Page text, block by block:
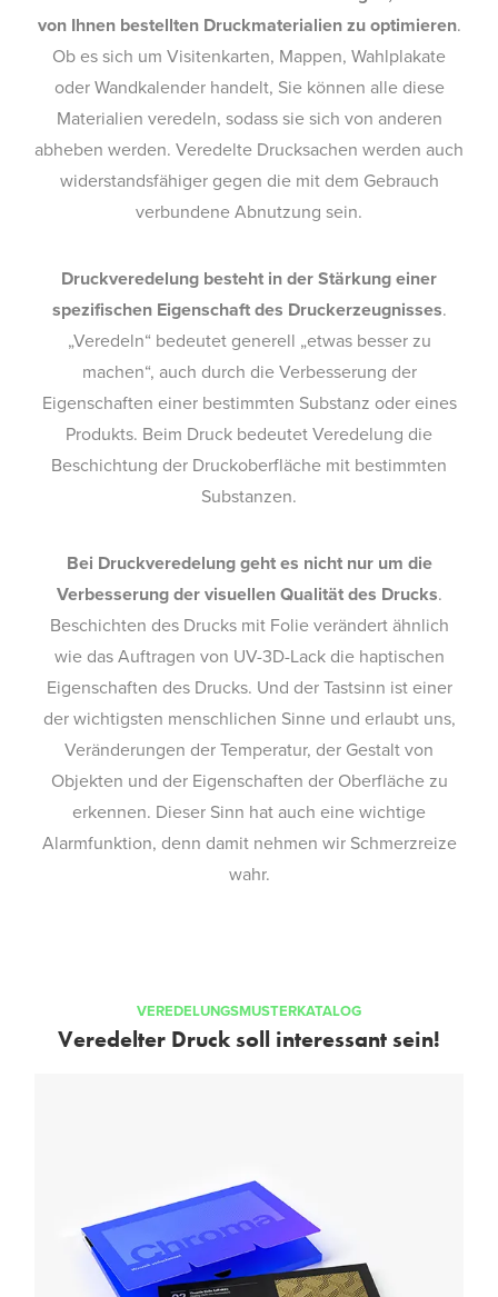
von Ihnen bestellten Druckmaterialien zu optimieren.
Ob es sich um Visitenkarten, Mappen, Wahlplakate
oder Wandkalender handelt, Sie können alle diese
Materialien veredeln, sodass sie sich von anderen
abheben werden. Veredelte Drucksachen werden auch
widerstandsfähiger gegen die mit dem Gebrauch
verbundene Abnutzung sein.
Druckveredelung besteht in der Stärkung einer
spezifischen Eigenschaft des Druckerzeugnisses.
„Veredeln“ bedeutet generell „etwas besser zu
machen“, auch durch die Verbesserung der
Eigenschaften einer bestimmten Substanz oder eines
Produkts. Beim Druck bedeutet Veredelung die
Beschichtung der Druckoberfläche mit bestimmten
Substanzen.
Bei Druckveredelung geht es nicht nur um die
Verbesserung der visuellen Qualität des Drucks.
Beschichten des Drucks mit Folie verändert ähnlich
wie das Auftragen von UV-3D-Lack die haptischen
Eigenschaften des Drucks. Und der Tastsinn ist einer
der wichtigsten menschlichen Sinne und erlaubt uns,
Veränderungen der Temperatur, der Gestalt von
Objekten und der Eigenschaften der Oberfläche zu
erkennen. Dieser Sinn hat auch eine wichtige
Alarmfunktion, denn damit nehmen wir Schmerzreize
wahr.
VEREDELUNGSMUSTERKATALOG
Veredelter Druck soll interessant sein!